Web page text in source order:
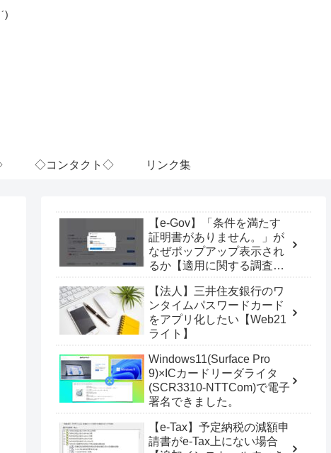
◇コンタクト◇ リンク集
【e-Gov】「条件を満たす
証明書がありません。」が
なぜポップアップ表示され
るか【適用に関する調査
【法人】三井住友銀行のワ
ンタイムパスワードカード
をアプリ化したい【Web21
ライト】
Windows11(Surface Pro
9)×ICカードリーダライタ
(SCR3310-NTTCom)で電子
署名できました。
【e-Tax】予定納税の減額申
請書がe-Tax上にない場合